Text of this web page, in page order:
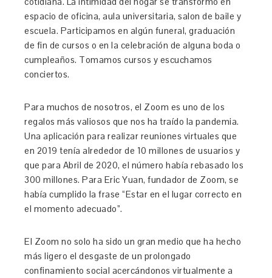
espacio de oficina, aula universitaria, salon de baile y
escuela. Participamos en algún funeral, graduación
de fin de cursos o en la celebración de alguna boda o
cumpleaños. Tomamos cursos y escuchamos
conciertos.
Para muchos de nosotros, el Zoom es uno de los
regalos más valiosos que nos ha traído la pandemia.
Una aplicación para realizar reuniones virtuales que
en 2019 tenía alrededor de 10 millones de usuarios y
que para Abril de 2020, el número había rebasado los
300 millones. Para Eric Yuan, fundador de Zoom, se
había cumplido la frase “Estar en el lugar correcto en
el momento adecuado”.
El Zoom no solo ha sido un gran medio que ha hecho
más ligero el desgaste de un prolongado
confinamiento social acercándonos virtualmente a